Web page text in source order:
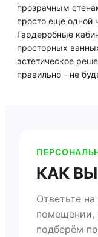
прозрачным
просто еще одной
Гардеробные
просторных
эстетическое
правильно - не
КАК
Ответьте
помещении,
подберём